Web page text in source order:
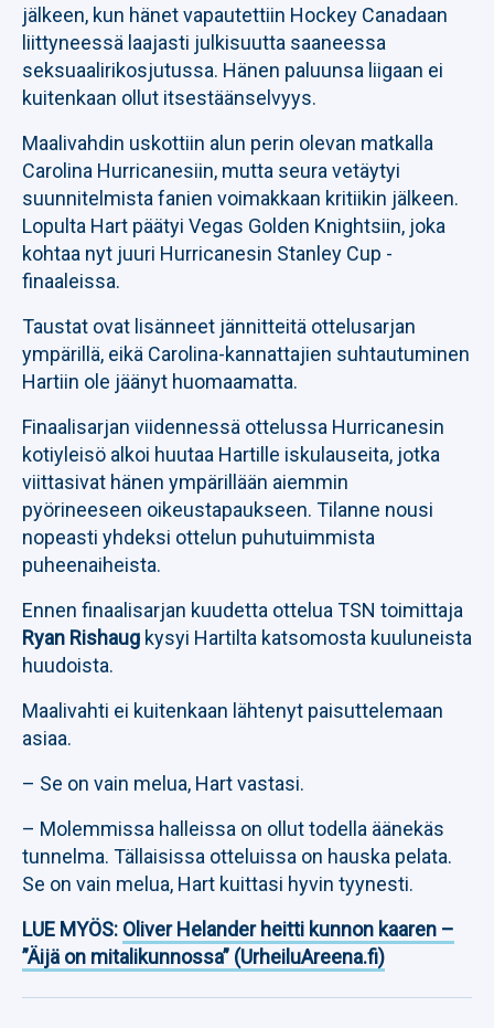
jälkeen, kun hänet vapautettiin Hockey Canadaan
liittyneessä laajasti julkisuutta saaneessa
seksuaalirikosjutussa. Hänen paluunsa liigaan ei
kuitenkaan ollut itsestäänselvyys.
Maalivahdin uskottiin alun perin olevan matkalla
Carolina Hurricanesiin, mutta seura vetäytyi
suunnitelmista fanien voimakkaan kritiikin jälkeen.
Lopulta Hart päätyi Vegas Golden Knightsiin, joka
kohtaa nyt juuri Hurricanesin Stanley Cup -
finaaleissa.
Taustat ovat lisänneet jännitteitä ottelusarjan
ympärillä, eikä Carolina-kannattajien suhtautuminen
Hartiin ole jäänyt huomaamatta.
Finaalisarjan viidennessä ottelussa Hurricanesin
kotiyleisö alkoi huutaa Hartille iskulauseita, jotka
viittasivat hänen ympärillään aiemmin
pyörineeseen oikeustapaukseen. Tilanne nousi
nopeasti yhdeksi ottelun puhutuimmista
puheenaiheista.
Ennen finaalisarjan kuudetta ottelua TSN toimittaja
Ryan Rishaug kysyi Hartilta katsomosta kuuluneista
huudoista.
Maalivahti ei kuitenkaan lähtenyt paisuttelemaan
asiaa.
– Se on vain melua, Hart vastasi.
– Molemmissa halleissa on ollut todella äänekäs
tunnelma. Tällaisissa otteluissa on hauska pelata.
Se on vain melua, Hart kuittasi hyvin tyynesti.
LUE MYÖS: Oliver Helander heitti kunnon kaaren –
”Äijä on mitalikunnossa” (UrheiluAreena.fi)